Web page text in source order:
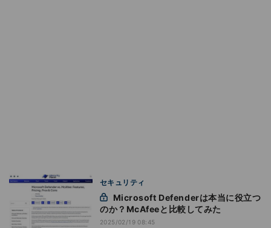
セキュリティ
のか？McAfeeと比較してみた
2025/02/19 08:45